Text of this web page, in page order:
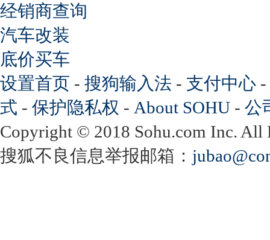
经销商查询
汽车改装
底价买车
设置首页 - 搜狗输入法 - 支付中心 -
式 - 保护隐私权 - About SOHU - 公
Copyright © 2018 Sohu.com Inc.
搜狐不良信息举报邮箱：